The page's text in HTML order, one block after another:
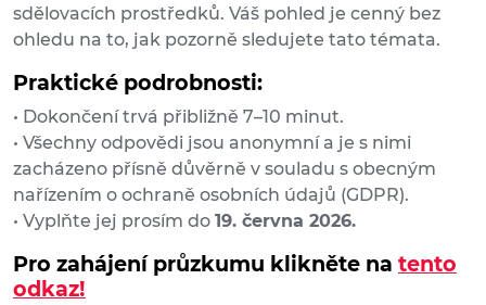
sdělovacích prostředků. Váš pohled je cenný bez
ohledu na to, jak pozorně sledujete tato témata.
Praktické podrobnosti:
• Dokončení trvá přibližně 7–10 minut.
• Všechny odpovědi jsou anonymní a je s nimi
zacházeno přísně důvěrně v souladu s obecným
nařízením o ochraně osobních údajů (GDPR).
• Vyplňte jej prosím do 19. června 2026.
Pro zahájení průzkumu klikněte na tento
odkaz!